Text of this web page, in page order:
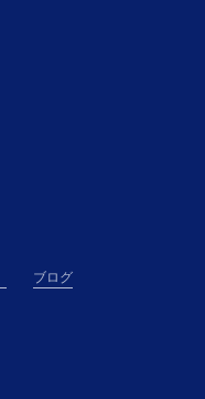
ブログ